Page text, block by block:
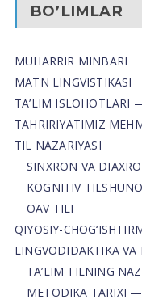
BO’LIMLAR
MUHARRIR MINBARI
MATN LINGVISTIKASI
TA’LIM ISLOHOTLARI
TAHRIRIYATIMIZ
TIL NAZARIYASI
SINXRON VA
KOGNITIV
OAV TILI
QIYOSIY-
LINGVODIDAKTIKA VA
TA’LIM TILNING
METODIKA TARIXI